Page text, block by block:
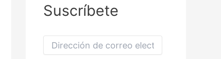
Suscríbete